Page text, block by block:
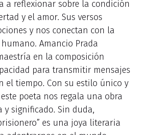
a reflexionar sobre la condición
y el amor. Sus versos
y nos conectan con la
Amancio Prada
en la composición
para transmitir mensajes
el tiempo. Con su estilo único y
poeta nos regala una obra
y significado. Sin duda,
es una joya literaria